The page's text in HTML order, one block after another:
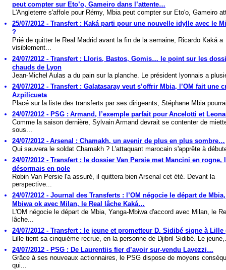
peut compter sur Eto’o, Gameiro dans l’attente…
L'Angleterre s'affole pour Rémy, Mbia peut compter sur Eto'o, Gameiro
25/07/2012 - Transfert : Kaká parti pour une nouvelle idylle avec le
?
Prié de quitter le Real Madrid avant la fin de la semaine, Ricardo Kaká a
visiblement...
24/07/2012 - Transfert : Lloris, Bastos, Gomis… le point sur les
chauds de Lyon
Jean-Michel Aulas a du pain sur la planche. Le président lyonnais a
24/07/2012 - Transfert : Galatasaray veut s’offrir Mbia, l’OM fait une
Azpilicueta
Placé sur la liste des transferts par ses dirigeants, Stéphane Mbia
24/07/2012 - PSG : Armand, l’exemple parfait pour Ancelotti et
Comme la saison dernière, Sylvain Armand devrait se contenter de
sous...
24/07/2012 - Arsenal : Chamakh, un avenir de plus en plus sombre…
Qui sauvera le soldat Chamakh ? L'attaquant marocain s'apprête à
24/07/2012 - Transfert : le dossier Van Persie met Mancini en rogne,
désormais en pole
Robin Van Persie l'a assuré, il quittera bien Arsenal cet été. Devant la
perspective...
24/07/2012 - Journal des Transferts : l’OM négocie le départ de
Mbiwa ok avec Milan, le Real lâche Kaká…
L'OM négocie le départ de Mbia, Yanga-Mbiwa d'accord avec Milan, le
lâche...
24/07/2012 - Transfert : le jeune et prometteur D. Sidibé signe à Lille
Lille tient sa cinquième recrue, en la personne de Djibril Sidibé. Le
24/07/2012 - PSG : De Laurentiis fier d’avoir sur-vendu Lavezzi…
Grâce à ses nouveaux actionnaires, le PSG dispose de moyens
qui...